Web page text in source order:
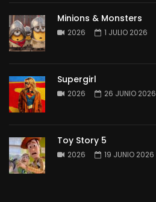
Minions & Monsters
2026 1 JULIO 2026
Supergirl
2026 26 JUNIO 2026
Toy Story 5
2026 19 JUNIO 2026